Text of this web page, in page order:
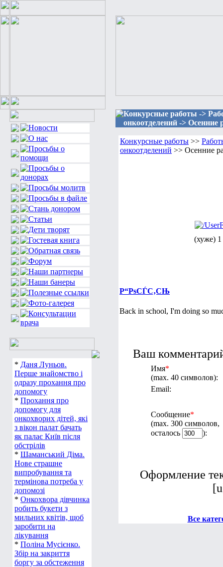
* Даня Луньов.
Перше знайомство і
одразу прохання про
допомогу
* Прохання про
допомогу для
онкохворих дітей, які
з вікон палат бачать
як палає Київ після
обстрілів
* Шаманський Діма.
Нове страшне
випробування та
термінова потреба у
допомозі
* Онкохвора дівчинка
робить букети з
мильних квітів, щоб
заробити на
лікування
* Поліна Мусієнко.
Збір на закриття
боргу за обстеження
Конкурсные работы ->
онкоотделений -> Осенние
Конкурсные работы >>
онкоотделений >> Осенние
(хуже) 1
Р“РѕСЃС‚СЊ
Back in school, I'm doing so
Ваш
Имя*
(max. 40 символов):
Email:
Сообщение*
(max. 300 символов,
осталось
):
Оформление
Все